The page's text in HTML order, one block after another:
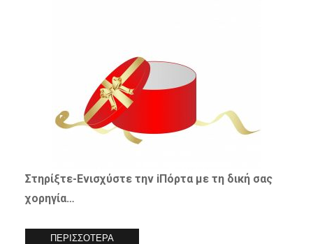
Στηρίξτε-Ενισχύστετην iΠόρτα με τη δική σας
χορηγία…
ΠΕΡΙΣΣΟΤΕΡΑ